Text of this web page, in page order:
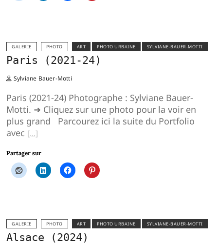
GALERIE PHOTO ART PHOTO URBAINE SYLVIANE-BAUER-MOTTI
Paris (2021-24)
Sylviane Bauer-Motti
Paris (2021-24) Photographe : Sylviane Bauer-
Motti. ➜ Cliquez sur une photo pour la voir en
plus grand Parcourez ici la suite du Portfolio
avec
Partager sur
GALERIE PHOTO ART PHOTO URBAINE SYLVIANE-BAUER-MOTTI
Alsace (2024)